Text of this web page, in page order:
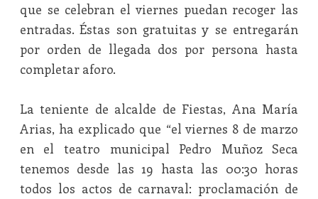
que se celebran el viernes puedan recoger las
entradas. Éstas son gratuitas y se entregarán
por orden de llegada dos por persona hasta
completar aforo.
La teniente de alcalde de Fiestas, Ana María
Arias, ha explicado que “el viernes 8 de marzo
en el teatro municipal Pedro Muñoz Seca
tenemos desde las 19 hasta las 00:30 horas
todos los actos de carnaval: proclamación de